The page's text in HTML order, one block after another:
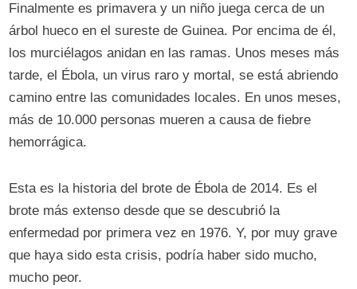
Finalmente es primavera y un niño juega cerca de un
árbol hueco en el sureste de Guinea. Por encima de él,
los murciélagos anidan en las ramas. Unos meses más
tarde, el Ébola, un virus raro y mortal, se está abriendo
camino entre las comunidades locales. En unos meses,
más de 10.000 personas mueren a causa de fiebre
hemorrágica.
Esta es la historia del brote de Ébola de 2014. Es el
brote más extenso desde que se descubrió la
enfermedad por primera vez en 1976. Y, por muy grave
que haya sido esta crisis, podría haber sido mucho,
mucho peor.